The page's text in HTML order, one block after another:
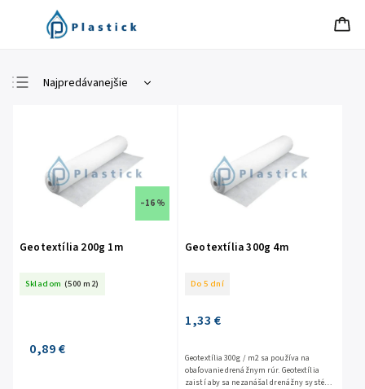
Najpredávanejšie
Abecedne
–16 %
Geotextília 200g 1m
Skladom (500 m2)
0,89 €
Geotextília 300g 4m
Do 5 dní
1,33 €
Geotextília 300g / m2 sa používa na
obaľovanie drenážnym rúr. Geotextília
zaistí aby sa nezanášal drenážny systém